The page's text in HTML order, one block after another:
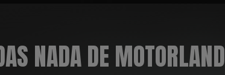
NADA DE MOTORLAND